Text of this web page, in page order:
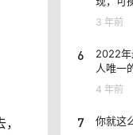
3 年前
6
2022年
人唯一
4 年前
7 你就这